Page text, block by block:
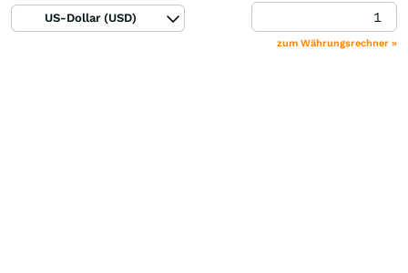
US-Dollar (USD)
zum Währungsrechner »